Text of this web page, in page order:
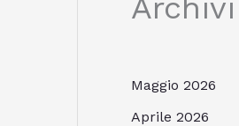
Archivi
Maggio 2026
Aprile 2026